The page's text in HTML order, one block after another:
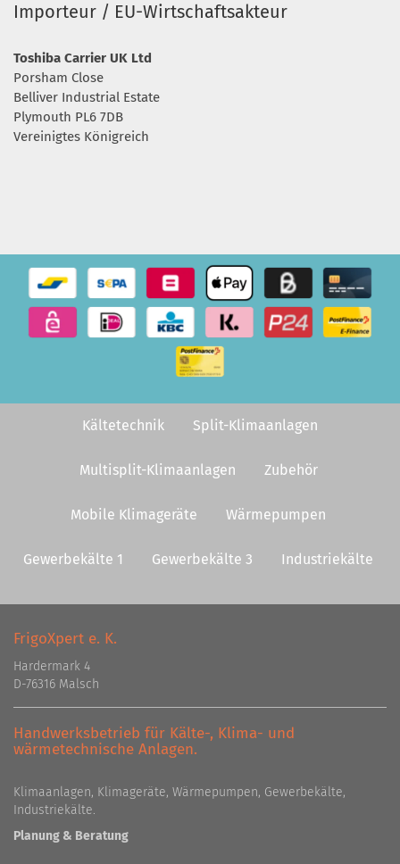
Importeur / EU-Wirtschaftsakteur
Toshiba Carrier UK Ltd
Porsham Close
Belliver Industrial Estate
Plymouth PL6 7DB
Vereinigtes Königreich
Kältetechnik Split-Klimaanlagen
Multisplit-Klimaanlagen Zubehör
Mobile Klimageräte Wärmepumpen
Gewerbekälte 1 Gewerbekälte 3 Industriekälte
FrigoXpert e. K.
Hardermark 4
D-76316 Malsch
Handwerksbetrieb für Kälte-, Klima- und
wärmetechnische Anlagen.
Klimaanlagen, Klimageräte, Wärmepumpen, Gewerbekälte,
Industriekälte.
Planung & Beratung